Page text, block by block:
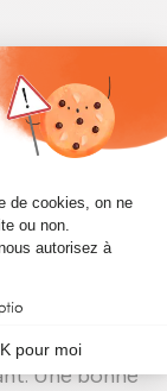
pièce
c'est-à-dire
tels que le
joue un
du
l'efficacité
Une bonne